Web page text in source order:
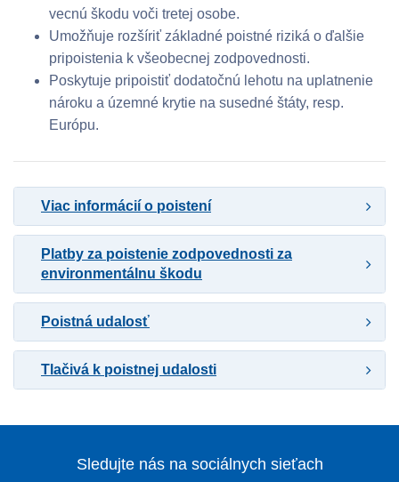
vecnú škodu voči tretej osobe.
Umožňuje rozšíriť základné poistné riziká o ďalšie
pripoistenia k všeobecnej zodpovednosti.
Poskytuje pripoistiť dodatočnú lehotu na uplatnenie
nároku a územné krytie na susedné štáty, resp.
Európu.
Viac informácií o poistení
Platby za poistenie zodpovednosti za
environmentálnu škodu
Poistná udalosť
Tlačivá k poistnej udalosti
Sledujte nás na sociálnych sieťach